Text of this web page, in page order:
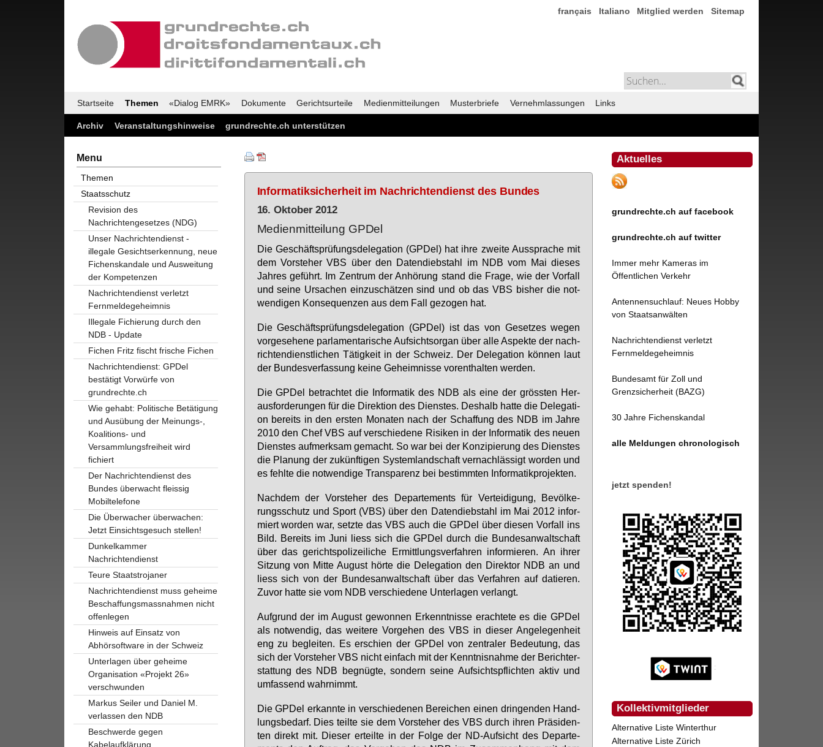
français Italiano Mitglied werden Sitemap
Startseite Themen «Dialog EMRK» Dokumente Gerichtsurteile Medienmitteilungen Musterbriefe Vernehmlassungen Links
Archiv Veranstaltungshinweise grundrechte.ch unterstützen
Informatiksicherheit im Nachrichtendienst des Bundes
16. Oktober 2012
Medienmitteilung GPDel
Die Ge­schäfts­prü­fungs­de­le­ga­ti­on (GPDel) hat ih­re zwei­te Aus­spra­che mit
dem Vor­ste­her VBS über den Da­ten­dieb­stahl im NDB vom Mai die­ses
Jah­res ge­führt. Im Zen­trum der An­hö­rung stand die Fra­ge, wie der Vor­fall
und sei­ne Ur­sa­chen ein­zu­schät­zen sind und ob das VBS bis­her die not­
wen­di­gen Kon­se­quen­zen aus dem Fall ge­zo­gen hat.
Die Ge­schäfts­prü­fungs­de­le­ga­ti­on (GPDel) ist das von Ge­set­zes we­gen
vor­ge­se­he­ne par­la­men­ta­ri­sche Auf­sichts­or­gan über al­le As­pek­te der nach­
rich­ten­dienst­li­chen Tä­tig­keit in der Schweiz. Der De­le­ga­ti­on kön­nen laut
der Bun­des­ver­fas­sung kei­ne Ge­heim­nis­se vor­ent­hal­ten wer­den.
Die GPDel be­trach­tet die In­for­ma­tik des NDB als ei­ne der gröss­ten Her­
aus­for­de­run­gen für die Di­rek­ti­on des Diens­tes. Des­halb hat­te die De­le­ga­ti­
on be­reits in den ers­ten Mo­na­ten nach der Schaf­fung des NDB im Jah­re
2010 den Chef VBS auf ver­schie­de­ne Ri­si­ken in der In­for­ma­tik des neu­en
Diens­tes auf­merk­sam ge­macht. So war bei der Kon­zi­pie­rung des Diens­tes
die Pla­nung der zu­künf­ti­gen Sys­tem­land­schaft ver­nach­läs­sigt wor­den und
es fehl­te die not­wen­di­ge Trans­pa­renz bei be­stimm­ten In­for­ma­tik­pro­jek­ten.
Nach­dem der Vor­ste­her des De­par­te­ments für Ver­tei­di­gung, Be­völ­ke­
rungs­schutz und Sport (VBS) über den Da­ten­dieb­stahl im Mai 2012 in­for­
miert wor­den war, setz­te das VBS auch die GPDel über die­sen Vor­fall ins
Bild. Be­reits im Ju­ni liess sich die GPDel durch die Bun­des­an­walt­schaft
über das ge­richts­po­li­zei­li­che Er­mitt­lungs­ver­fah­ren in­for­mie­ren. An ih­rer
Sit­zung von Mit­te Au­gust hör­te die De­le­ga­ti­on den Di­rek­tor NDB an und
liess sich von der Bun­des­an­walt­schaft über das Ver­fah­ren auf da­tie­ren.
Zu­vor hat­te sie vom NDB ver­schie­de­ne Un­ter­la­gen ver­langt.
Auf­grund der im Au­gust ge­won­nen Er­kennt­nis­se er­ach­te­te es die GPDel
als not­wen­dig, das wei­te­re Vor­ge­hen des VBS in die­ser An­ge­le­gen­heit
eng zu be­glei­ten. Es er­schien der GPDel von zen­tra­ler Be­deu­tung, das
sich der Vor­ste­her VBS nicht ein­fach mit der Kennt­nis­nah­me der Be­richt­er­
stat­tung des NDB be­gnüg­te, son­dern sei­ne Auf­sichts­pflich­ten ak­tiv und
um­fas­send wahr­nimmt.
Die GPDel er­kann­te in ver­schie­de­nen Be­rei­chen ei­nen drin­gen­den Hand­
lungs­be­darf. Dies teil­te sie dem Vor­ste­her des VBS durch ih­ren Prä­si­den­
ten di­rekt mit. Die­ser er­teil­te in der Fol­ge der ND-Auf­sicht des De­par­te­
Aktuelles
grundrechte.ch auf facebook
grundrechte.ch auf twitter
Immer mehr Kameras im
Öffentlichen Verkehr
Antennensuchlauf: Neues Hobby
von Staatsanwälten
Nachrichtendienst verletzt
Fernmeldegeheimnis
Bundesamt für Zoll und
Grenzsicherheit (BAZG)
30 Jahre Fichenskandal
alle Meldungen chronologisch
jetzt spenden!
Kollektivmitglieder
Alternative Liste Winterthur
Alternative Liste Zürich
Menu
Themen
Staatsschutz
Revision des
Nachrichtengesetzes (NDG)
Unser Nachrichtendienst -
illegale Gesichtserkennung, neue
Fichenskandale und Ausweitung
der Kompetenzen
Nachrichtendienst verletzt
Fernmeldegeheimnis
Illegale Fichierung durch den
NDB - Update
Fichen Fritz fischt frische Fichen
Nachrichtendienst: GPDel
bestätigt Vorwürfe von
grundrechte.ch
Wie gehabt: Politische Betätigung
und Ausübung der Meinungs-,
Koalitions- und
Versammlungsfreiheit wird
fichiert
Der Nachrichtendienst des
Bundes überwacht fleissig
Mobiltelefone
Die Überwacher überwachen:
Jetzt Einsichtsgesuch stellen!
Dunkelkammer
Nachrichtendienst
Teure Staatstrojaner
Nachrichtendienst muss geheime
Beschaffungsmassnahmen nicht
offenlegen
Hinweis auf Einsatz von
Abhörsoftware in der Schweiz
Unterlagen über geheime
Organisation «Projekt 26»
verschwunden
Markus Seiler und Daniel M.
verlassen den NDB
Beschwerde gegen
Kabelaufklärung